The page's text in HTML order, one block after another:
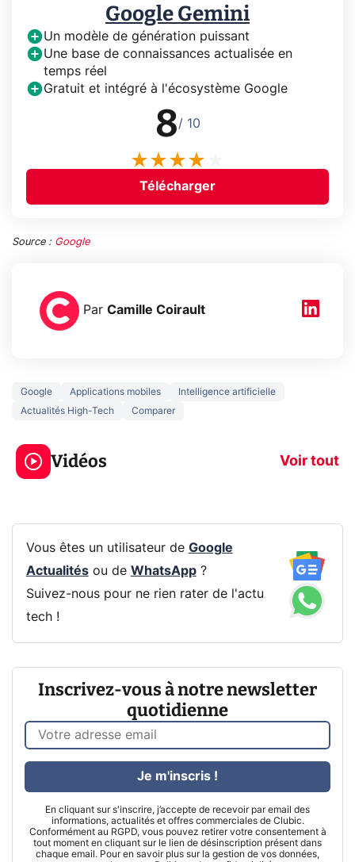
Google Gemini
Un modèle de génération puissant
Une base de connaissances actualisée en
temps réel
Gratuit et intégré à l'écosystème Google
8/ 10
Télécharger
Source : Google
Par Camille Coirault
Google Applications mobiles
Intelligence artificielle
Actualités High-Tech
Comparer
Vidéos Voir tout
5 générations de
jeux dans la
prochaine Xbox !
navigation
Vous êtes un utilisateur de Google
Actualitésou de WhatsApp?
Suivez-nous pour ne rien rater de l'actu
tech !
Inscrivez-vous à notre newsletter
quotidienne
En cliquant sur s'inscrire, j’accepte de recevoir par email des
informations, actualités et offres commerciales de Clubic.
Conformément au RGPD, vous pouvez retirer votre consentement à
tout moment en cliquant sur le lien de désinscription présent dans
chaque email. Pour en savoir plus sur la gestion de vos données,
Je m'inscris !